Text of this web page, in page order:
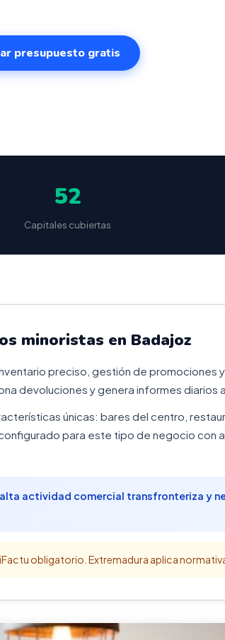
presupuesto gratis
52
Capitales cubiertas
minoristas en Badajoz
preciso, gestión de promociones
devoluciones y genera informes diarios
únicas: bares del centro,
para este tipo de negocio con
actividad comercial transfronteriza y
obligatorio. Extremadura aplica